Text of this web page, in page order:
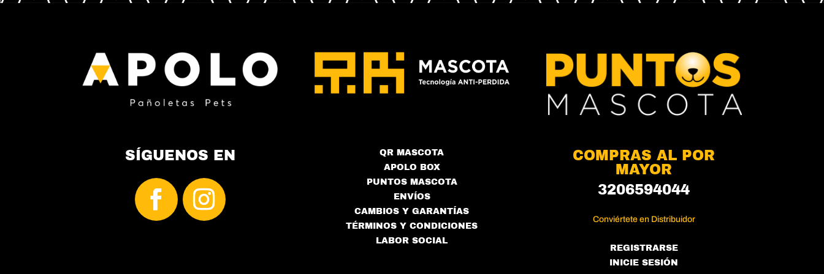
SÍGUENOS EN
QR MASCOTA
APOLO BOX
PUNTOS MASCOTA
ENVÍOS
CAMBIOS Y GARANTÍAS
TÉRMINOS Y CONDICIONES
LABOR SOCIAL
COMPRAS AL POR
MAYOR
3206594044
Conviértete en Distribuidor
REGISTRARSE
INICIE SESIÓN